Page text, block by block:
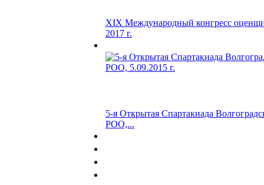
XIX Международный конгресс
2017 г.
5-я Открытая Спартакиада
РОО,...